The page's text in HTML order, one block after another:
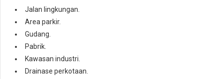
Jalan lingkungan.
Area parkir.
Gudang.
Pabrik.
Kawasan industri.
Drainase perkotaan.